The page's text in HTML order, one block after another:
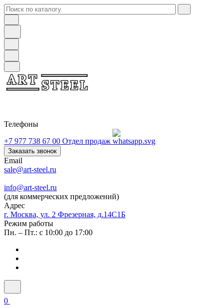
Телефоны
+7 977 738 67 00 Отдел продаж
Заказать звонок
Email
sale@art-steel.ru
info@art-steel.ru
(для коммерческих предложений)
Адрес
г. Москва, ул. 2 Фрезерная, д.14С1Б
Режим работы
Пн. – Пт.: с 10:00 до 17:00
0